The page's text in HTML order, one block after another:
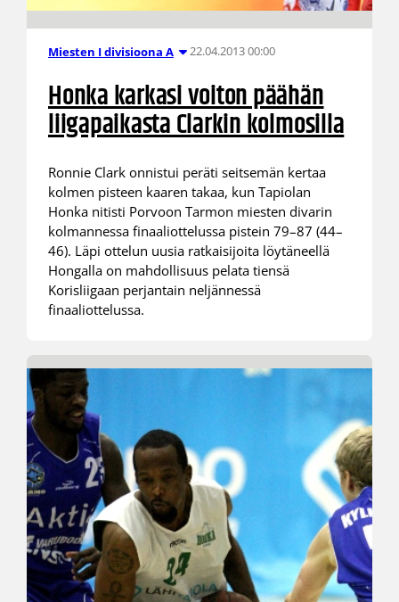
Miesten I divisioona A 22.04.2013 00:00
Honka karkasi voiton päähän
liigapaikasta Clarkin kolmosilla
Ronnie Clark onnistui peräti seitsemän kertaa
kolmen pisteen kaaren takaa, kun Tapiolan
Honka nitisti Porvoon Tarmon miesten divarin
kolmannessa finaaliottelussa pistein 79–87 (44–
46). Läpi ottelun uusia ratkaisijoita löytäneellä
Hongalla on mahdollisuus pelata tiensä
Korisliigaan perjantain neljännessä
finaaliottelussa.